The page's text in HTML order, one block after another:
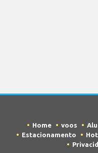
Home voos
Estacionamento